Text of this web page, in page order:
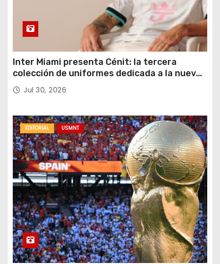
Inter Miami presenta Cénit: la tercera
colección de uniformes dedicada a la nueva
casa y al logro del club en nuevas alturas
Jul 30, 2026
EDITORIAL USMNT